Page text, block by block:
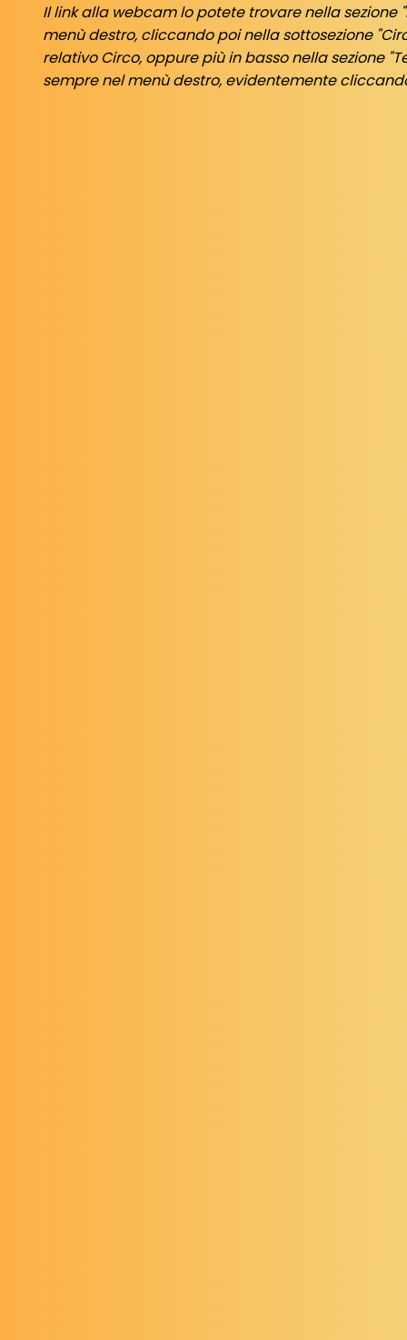
Il link alla webcam lo potete trovare nella sezione
menù destro, cliccando poi nella sottosezione
relativo Circo, oppure più in basso nella sezione
sempre nel menù destro, evidentemente